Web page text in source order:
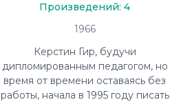
Произведений: 4
1966
Керстин Гир, будучи
дипломированным педагогом, но
время от времени оставаясь без
работы, начала в 1995 году писать